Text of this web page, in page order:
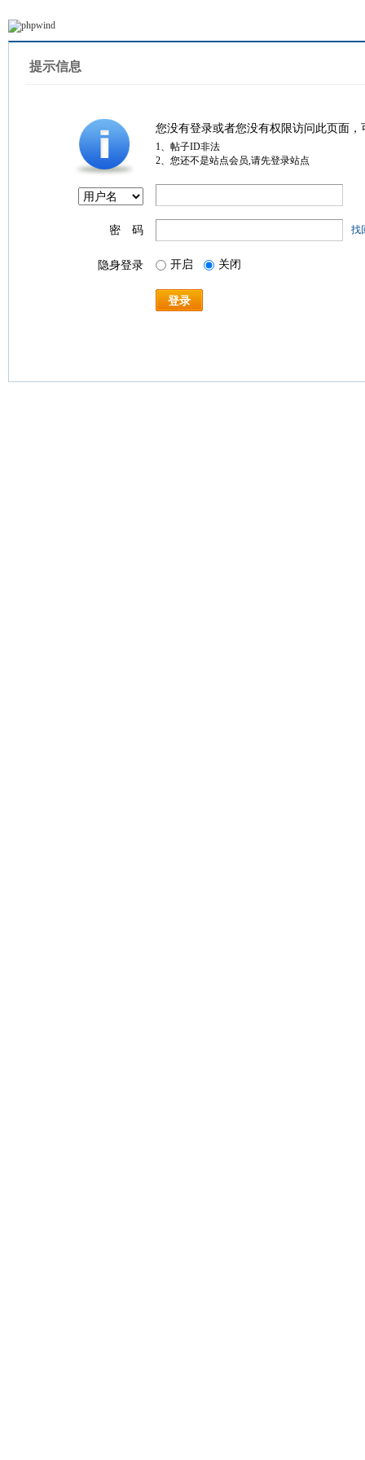
提示信息
您没有登录或者您没有权限访问此页面
1、帖子ID非法
2、您还不是站点会员,请先登录站点
密 码 找
隐身登录 开启 关闭
登录